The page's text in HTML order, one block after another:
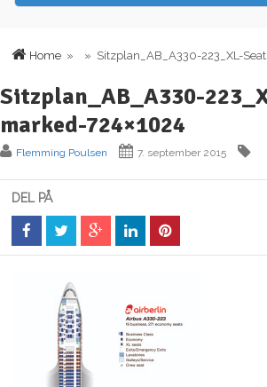
Home » » Sitzplan_AB_A330-223_XL-
Sitzplan_AB_A330-
marked-724×1024
Flemming Poulsen 7. september 2015
DEL PÅ